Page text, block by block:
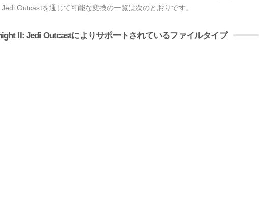
Outcastを通じて可能な変換の一覧は次のとおりです。
II: Jedi Outcastによりサポートされているファイルタイプ